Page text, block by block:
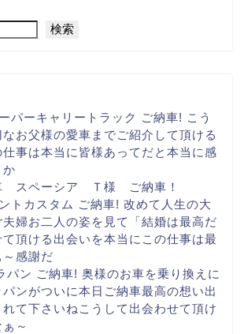
検索
パーキャリートラック ご納車! こう
なお父様の愛車までご紹介して頂ける
仕事は本当に 皆様あってだと 本当に感
か
スペーシア Ｔ様 ご納車！
トカスタム ご納車! 改めて人生の大
夫婦お二人の姿を見て
「結婚は最高だ
て頂ける出会いを本当にこの仕事は最
感謝だ
パン ご納車! 奥様のお車を乗り換えに
ンがついに本日ご納車最高の想い出
れて下さいね こうして出会わせて頂け
～